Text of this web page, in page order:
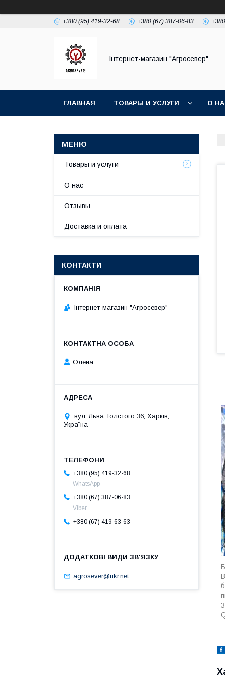
+380 (95) 419-32-68 +380 (67) 387-06-83
Інтернет-магазин "Агросевер"
ГЛАВНАЯ ТОВАРЫ И УСЛУГИ О
Товары и услуги
О нас
Отзывы
Доставка и оплата
КОНТАКТИ
Інтернет-магазин "Агросевер"
Олена
вул. Льва Толстого 36, Харків,
Україна
+380 (95) 419-32-68
WhatsApp
+380 (67) 387-06-83
Viber
+380 (67) 419-63-63
agrosever@ukr.net